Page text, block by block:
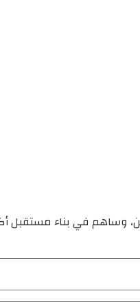
وساهم في بناء مستقبل